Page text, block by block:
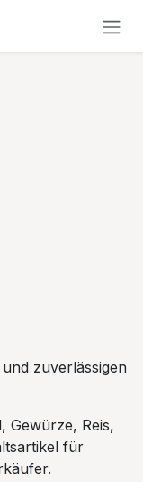
zuverlässigen
Gewürze, Reis,
für